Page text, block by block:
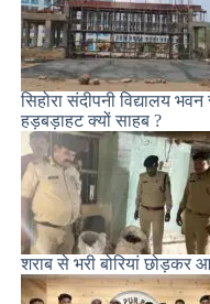
सिहोरा संदीपनी विद्यालय
हड़बड़ाहट क्यों साहब ?
शराब से भरी बोरियां छोड़कर